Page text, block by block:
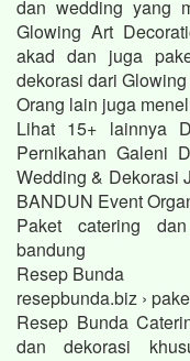
dan wedding yang
Glowing Art
akad dan juga
dekorasi dari
Orang lain juga
Lihat 15+ lainnya
Pernikahan Galeni
Wedding & Dekorasi
BANDUN Event
Paket catering
bandung
Resep Bunda
resepbunda.biz ›
Resep Bunda
dan dekorasi